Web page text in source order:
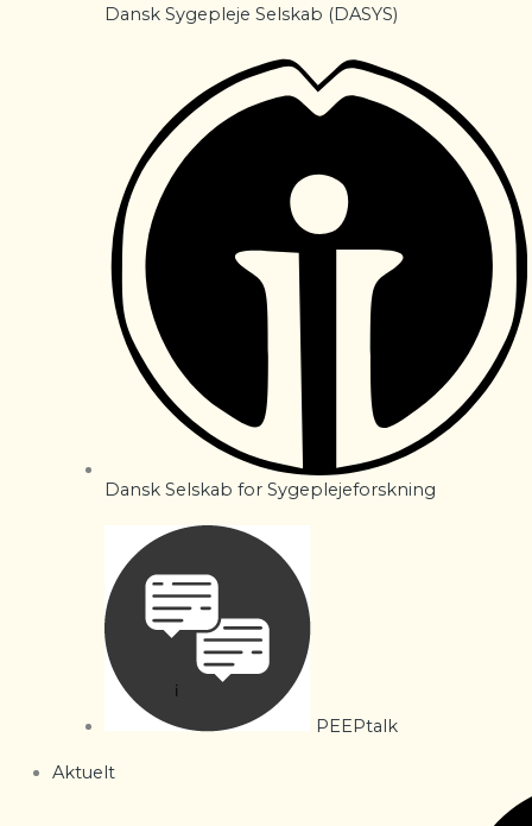
Dansk Sygepleje Selskab (DASYS)
Dansk Selskab for Sygeplejeforskning
PEEPtalk
Aktuelt